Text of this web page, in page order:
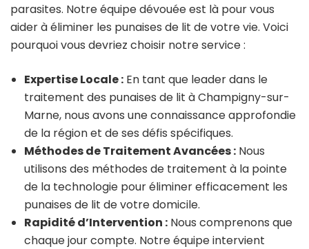
parasites. Notre équipe dévouée est là pour vous
aider à éliminer les punaises de lit de votre vie. Voici
pourquoi vous devriez choisir notre service :
Expertise Locale : En tant que leader dans le
traitement des punaises de lit à Champigny-sur-
Marne, nous avons une connaissance approfondie
de la région et de ses défis spécifiques.
Méthodes de Traitement Avancées : Nous
utilisons des méthodes de traitement à la pointe
de la technologie pour éliminer efficacement les
punaises de lit de votre domicile.
Rapidité d’Intervention : Nous comprenons que
chaque jour compte. Notre équipe intervient